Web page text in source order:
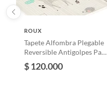
Ancho
Grupo de edad
ROUX
Tapete Alfombra Plegable
Reversible Antigolpes Para
Niños
$ 120.000